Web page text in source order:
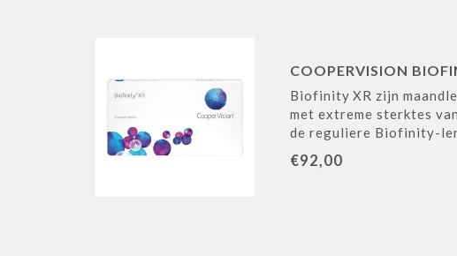
COOPERVISION
Biofinity XR zijn
met extreme sterktes
de reguliere Biofinity-
€92,00